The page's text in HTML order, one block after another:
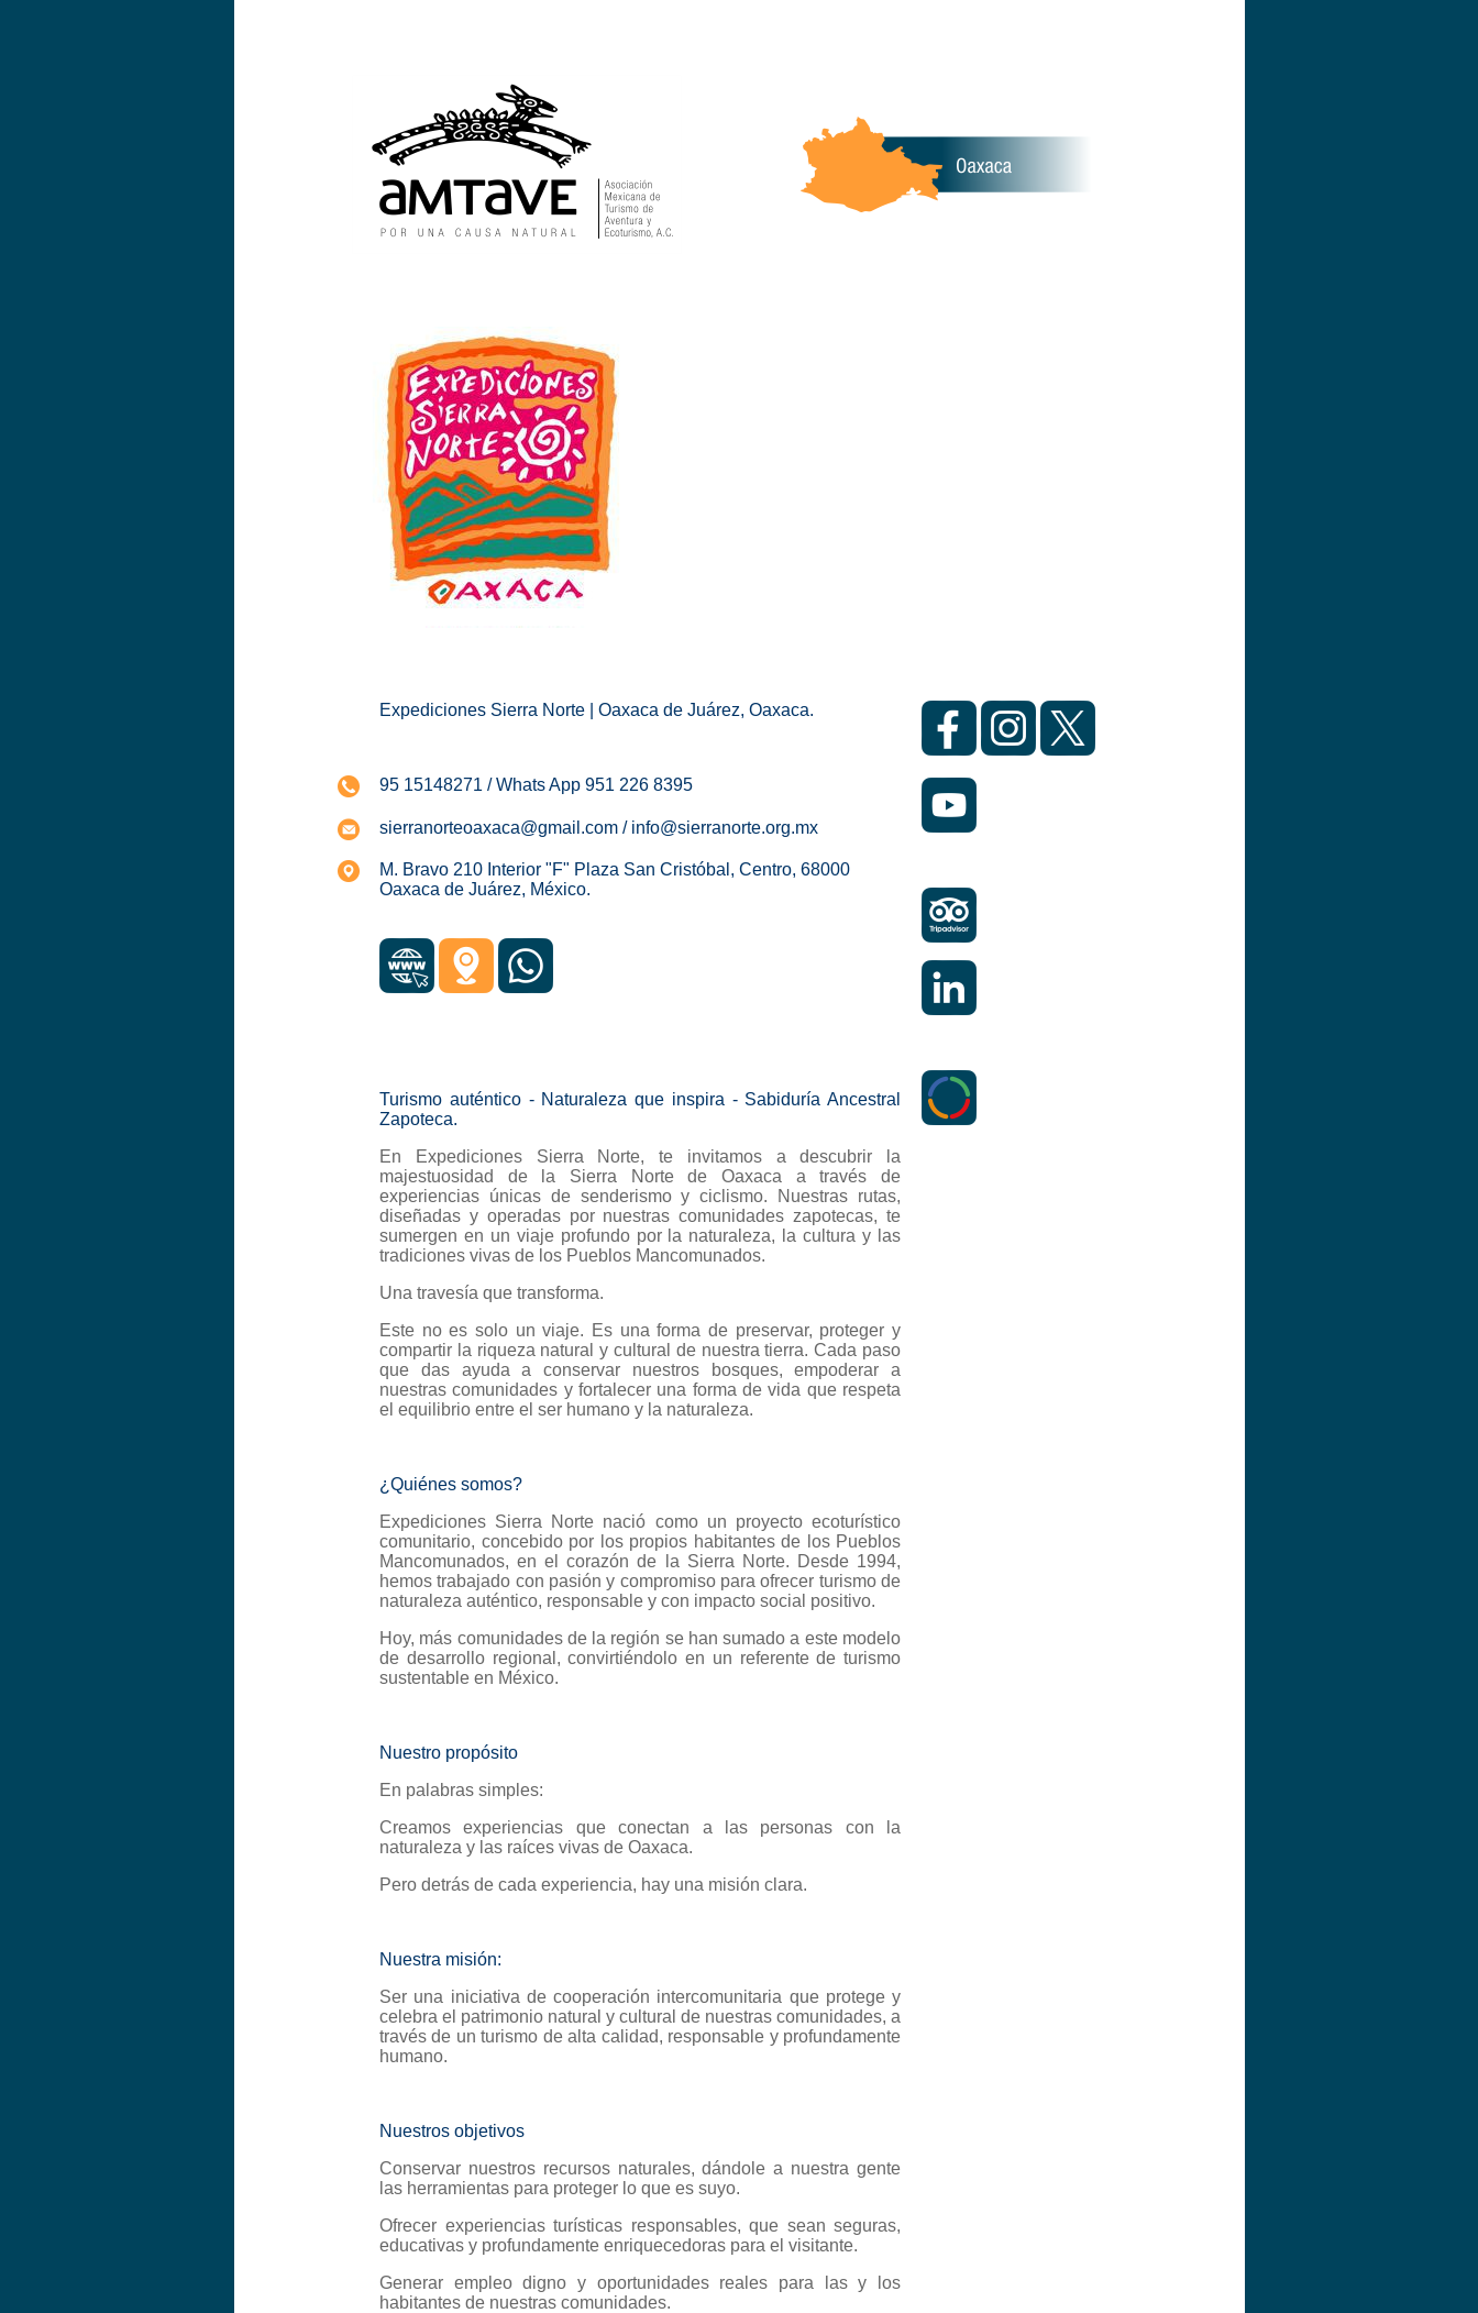
Expediciones Sierra Norte | Oaxaca de Juárez, Oaxaca.
95 15148271 / Whats App 951 226 8395
sierranorteoaxaca@gmail.com / info@sierranorte.org.mx
M. Bravo 210 Interior "F" Plaza San Cristóbal, Centro, 68000
Oaxaca de Juárez, México.
Turismo auténtico - Naturaleza que inspira - Sabiduría Ancestral
Zapoteca.
En Expediciones Sierra Norte, te invitamos a descubrir la
majestuosidad de la Sierra Norte de Oaxaca a través de
experiencias únicas de senderismo y ciclismo. Nuestras rutas,
diseñadas y operadas por nuestras comunidades zapotecas, te
sumergen en un viaje profundo por la naturaleza, la cultura y las
tradiciones vivas de los Pueblos Mancomunados.
Una travesía que transforma.
Este no es solo un viaje. Es una forma de preservar, proteger y
compartir la riqueza natural y cultural de nuestra tierra. Cada paso
que das ayuda a conservar nuestros bosques, empoderar a
nuestras comunidades y fortalecer una forma de vida que respeta
el equilibrio entre el ser humano y la naturaleza.
¿Quiénes somos?
Expediciones Sierra Norte nació como un proyecto ecoturístico
comunitario, concebido por los propios habitantes de los Pueblos
Mancomunados, en el corazón de la Sierra Norte. Desde 1994,
hemos trabajado con pasión y compromiso para ofrecer turismo de
naturaleza auténtico, responsable y con impacto social positivo.
Hoy, más comunidades de la región se han sumado a este modelo
de desarrollo regional, convirtiéndolo en un referente de turismo
sustentable en México.
Nuestro propósito
En palabras simples:
Creamos experiencias que conectan a las personas con la
naturaleza y las raíces vivas de Oaxaca.
Pero detrás de cada experiencia, hay una misión clara.
Nuestra misión:
Ser una iniciativa de cooperación intercomunitaria que protege y
celebra el patrimonio natural y cultural de nuestras comunidades, a
través de un turismo de alta calidad, responsable y profundamente
humano.
Nuestros objetivos
Conservar nuestros recursos naturales, dándole a nuestra gente
las herramientas para proteger lo que es suyo.
Ofrecer experiencias turísticas responsables, que sean seguras,
educativas y profundamente enriquecedoras para el visitante.
Generar empleo digno y oportunidades reales para las y los
habitantes de nuestras comunidades.